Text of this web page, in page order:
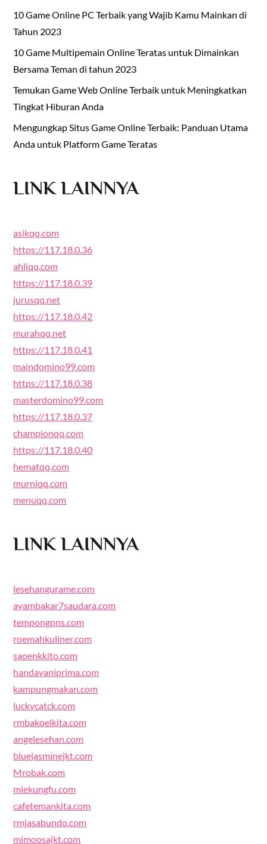
10 Game Online PC Terbaik yang Wajib Kamu Mainkan di
Tahun 2023
10 Game Multipemain Online Teratas untuk Dimainkan
Bersama Teman di tahun 2023
Temukan Game Web Online Terbaik untuk Meningkatkan
Tingkat Hiburan Anda
Mengungkap Situs Game Online Terbaik: Panduan Utama
Anda untuk Platform Game Teratas
LINK LAINNYA
asikqq.com
https://117.18.0.36
ahliqq.com
https://117.18.0.39
jurusqq.net
https://117.18.0.42
murahqq.net
https://117.18.0.41
maindomino99.com
https://117.18.0.38
masterdomino99.com
https://117.18.0.37
championqq.com
https://117.18.0.40
hematqq.com
murniqq.com
menuqq.com
LINK LAINNYA
lesehangurame.com
ayambakar7saudara.com
tempongpns.com
roemahkuliner.com
saoenkkito.com
handayaniprima.com
kampungmakan.com
luckycatck.com
rmbakoelkita.com
angelesehan.com
bluejasminejkt.com
Mrobak.com
miekungfu.com
cafetemankita.com
rmjasabundo.com
mimoosajkt.com